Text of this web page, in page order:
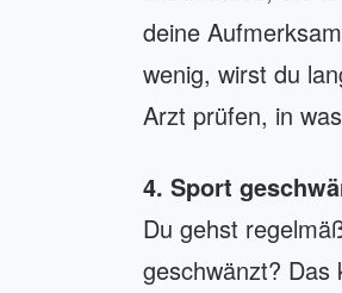
deine
wenig, wirst du
Arzt prüfen, in
4. Sport
Du gehst
geschwänzt? Das